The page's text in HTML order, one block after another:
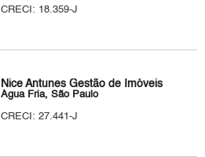
CRECI: 18.359-J
Nice Antunes Gestão de Imóveis
Água Fria, São Paulo
CRECI: 27.441-J